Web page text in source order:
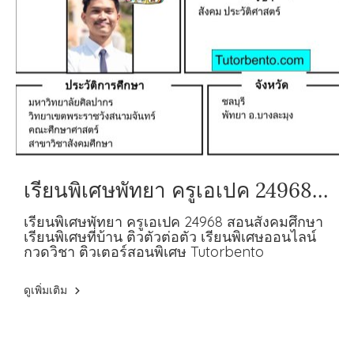
เรียนพิเศษพัทยา ครูเอเปค 24968
สอนสังคมศึกษา
เรียนพิเศษพัทยา ครูเอเปค 24968 สอนสังคมศึกษา
เรียนพิเศษที่บ้าน ติวตัวต่อตัว เรียนพิเศษออนไลน์
กวดวิชา ติวเตอร์สอนพิเศษ Tutorbento
ดูเพิ่มเติม